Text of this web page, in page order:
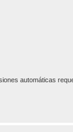
automáticas